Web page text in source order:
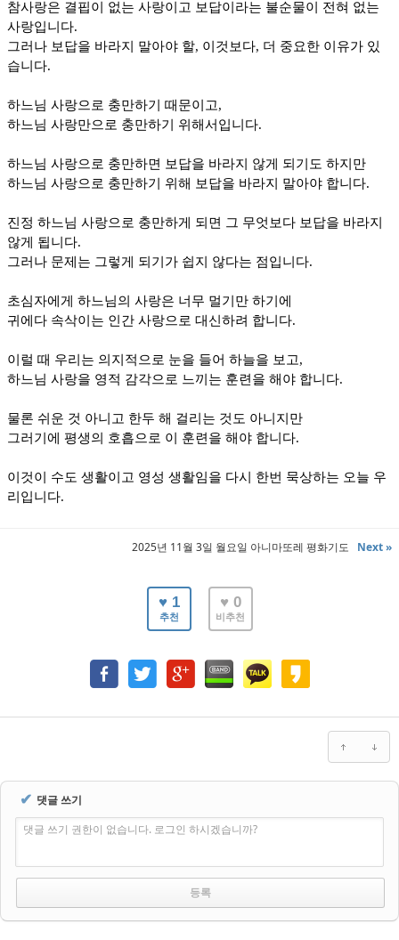
참사랑은 결핍이 없는 사랑이고 보답이라는 불순물이 전혀 없는
사랑입니다.
그러나 보답을 바라지 말아야 할, 이것보다, 더 중요한 이유가 있
습니다.
하느님 사랑으로 충만하기 때문이고,
하느님 사랑만으로 충만하기 위해서입니다.
하느님 사랑으로 충만하면 보답을 바라지 않게 되기도 하지만
하느님 사랑으로 충만하기 위해 보답을 바라지 말아야 합니다.
진정 하느님 사랑으로 충만하게 되면 그 무엇보다 보답을 바라지
않게 됩니다.
그러나 문제는 그렇게 되기가 쉽지 않다는 점입니다.
초심자에게 하느님의 사랑은 너무 멀기만 하기에
귀에다 속삭이는 인간 사랑으로 대신하려 합니다.
이럴 때 우리는 의지적으로 눈을 들어 하늘을 보고,
하느님 사랑을 영적 감각으로 느끼는 훈련을 해야 합니다.
물론 쉬운 것 아니고 한두 해 걸리는 것도 아니지만
그러기에 평생의 호흡으로 이 훈련을 해야 합니다.
이것이 수도 생활이고 영성 생활임을 다시 한번 묵상하는 오늘 우
리입니다.
2025년 11월 3일 월요일 아니마또레 평화기도 Next »
♥ 1
추천
♥ 0
비추천
✔ 댓글 쓰기
댓글 쓰기 권한이 없습니다. 로그인 하시겠습니까?